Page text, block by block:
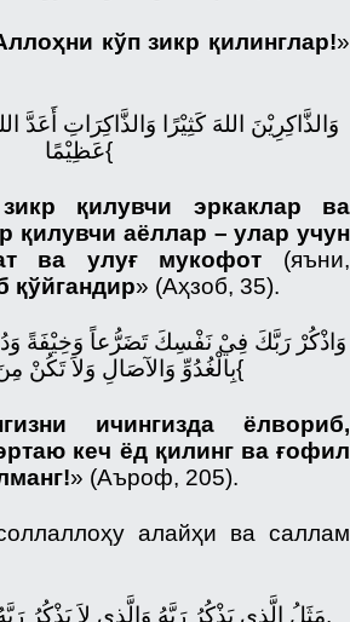
кўп зикр қилинглар!»
عَظِيْمًا{
қилувчи эркаклар ва
қилувчи аёллар – улар учун
ва улуғ мукофот (яъни,
қўйгандир» (Аҳзоб, 35).
بِالْغُدُوِّ وَالآصَالِ وَلاَ تَكُنْ مِنَ الْغَافِلِيْنَ{
ичингизда ёлвориб,
кеч ёд қилинг ва ғофил
» (Аъроф, 205).
алайҳи ва саллам
مَثَلُ الَّذِي يَذْكُرُ رَبَّهُ وَالَّذِي لاَ يَذْكُرُ رَبَّهُ مَثَلُ الْحَيِّ وَالْمَيِّتِ.